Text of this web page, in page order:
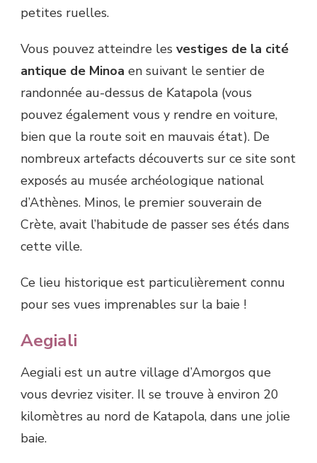
petites ruelles.
Vous pouvez atteindre les vestiges de la cité
antique de Minoa en suivant le sentier de
randonnée au-dessus de Katapola (vous
pouvez également vous y rendre en voiture,
bien que la route soit en mauvais état). De
nombreux artefacts découverts sur ce site sont
exposés au musée archéologique national
d’Athènes. Minos, le premier souverain de
Crète, avait l’habitude de passer ses étés dans
cette ville.
Ce lieu historique est particulièrement connu
pour ses vues imprenables sur la baie !
Aegiali
Aegiali est un autre village d’Amorgos que
vous devriez visiter. Il se trouve à environ 20
kilomètres au nord de Katapola, dans une jolie
baie.